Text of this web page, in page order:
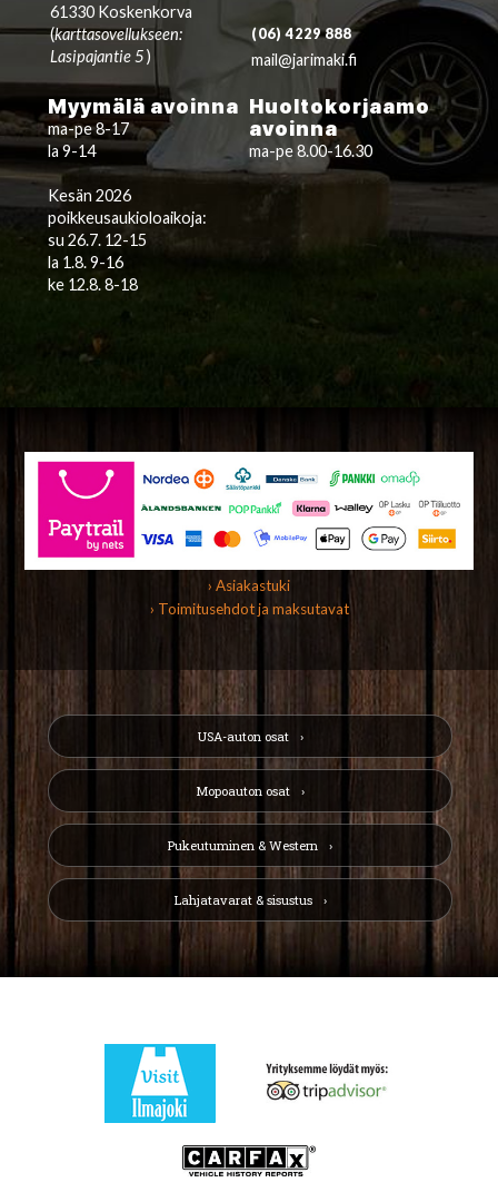
61330 Koskenkorva
(karttasovellukseen:
Lasipajantie 5)
(06) 4229 888
mail@jarimaki.fi
Myymälä avoinna
ma-pe 8-17
la 9-14
Kesän 2026
poikkeusaukioloaikoja:
su 26.7. 12-15
la 1.8. 9-16
ke 12.8. 8-18
Huoltokorjaamo
avoinna
ma-pe 8.00-16.30
› Asiakastuki
› Toimitusehdot ja maksutavat
USA-auton osat
Mopoauton osat
Pukeutuminen & Western
Lahjatavarat & sisustus